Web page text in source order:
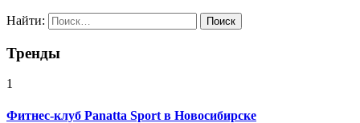
Найти:
Тренды
1
Фитнес-клуб Panatta Sport в Новосибирске